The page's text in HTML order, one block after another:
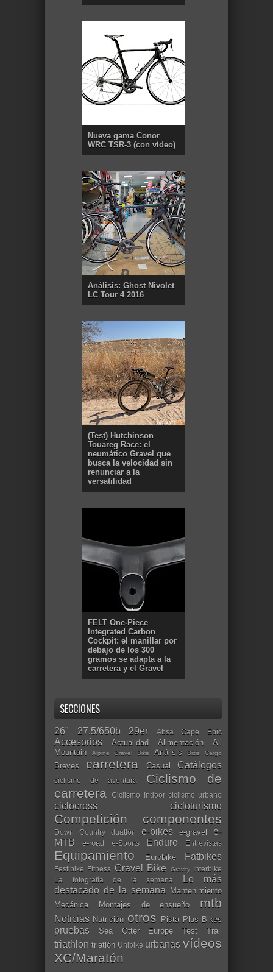
Nueva gama Conor
WRC TSR-3 (con vídeo)
Análisis: Ghost Nivolet
LC Tour 4 2016
(Test) Hutchinson
Touareg Race: el
neumático Gravel que
busca la velocidad sin
renunciar a la
versatilidad
FELT One-Piece
Integrated Carbon
Cockpit: el manillar por
debajo de los 300
gramos se adapta a la
carretera y el Gravel
SECCIONES
26" 27.5/650b 29er Absa Cape Epic
Accesorios Actualidad Alimentación
All
Mountain
Alpine Gravel Bike Análisis Bicis Cargo
Breves carretera Casual Catálogos
ciclismo de aventura
Ciclismo de
carretera
Ciclismo Indoor ciclismo urbano
ciclocross cicloturismo
Competición componentes
Down Country duatlón e-bikes e-gravel
e-
MTB
e-road e-Sports Enduro Entrevistas
Equipamiento Eurobike Fatbikes
Festibike Fitness Gravel Bike Gravity Interbike
La fotografía de la semana
Lo más
destacado de la semana Mantenimiento
Mecánica
Montajes de ensueño mtb
Noticias Nutrición otros Pista Plus Bikes
pruebas Sea Otter Europe Test Trail
triathlon triatlón Unibike urbanas vídeos
XC/Maratón